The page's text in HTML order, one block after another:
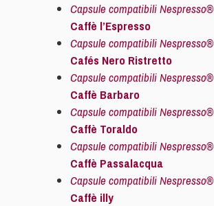
Capsule compatibili Nespresso®
Caffè l’Espresso
Capsule compatibili Nespresso®
Cafés Nero Ristretto
Capsule compatibili Nespresso®
Caffè Barbaro
Capsule compatibili Nespresso®
Caffè Toraldo
Capsule compatibili Nespresso®
Caffè Passalacqua
Capsule compatibili Nespresso®
Caffè illy